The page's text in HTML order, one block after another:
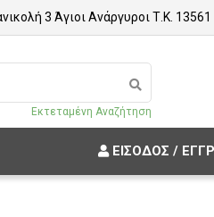
3 Άγιοι Ανάργυροι Τ.Κ. 13561
Εκτεταμένη Αναζήτηση
ΕΊΣΟΔΟΣ /